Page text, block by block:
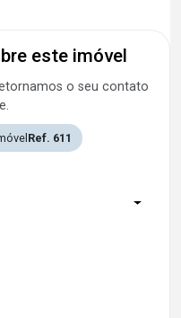
este imóvel
o seu contato
Ref. 611